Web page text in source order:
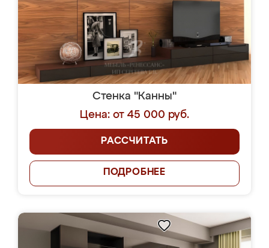
Стенка "Канны"
Цена: от 45 000 руб.
РАССЧИТАТЬ
ПОДРОБНЕЕ